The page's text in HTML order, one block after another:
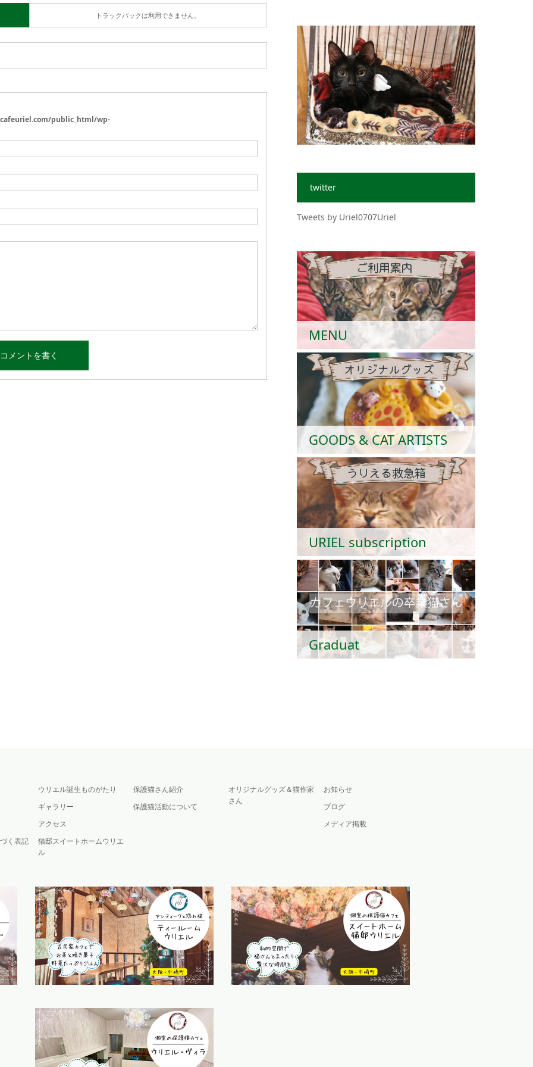
トラックバックは利用できません。
public_html/wp-
twitter
Tweets by Uriel0707Uriel
MENU
GOODS & CAT ARTISTS
URIEL subscription
Graduat
く表記
ウリエル誕生ものがたり
ギャラリー
アクセス
猫邸スイートホームウリエ
ル
保護猫さん紹介
保護猫活動について
オリジナルグッズ＆猫作家
さん
お知らせ
ブログ
メディア掲載